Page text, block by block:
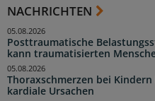
NACHRICHTEN
Posttraumatische
kann traumatisierten
05.08.2026
Thoraxschmerzen bei
kardiale Ursachen
05.08.2026